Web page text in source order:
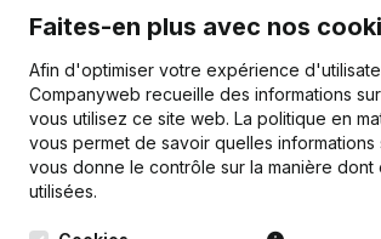
Faites-en plus avec nos
Afin d'optimiser votre expérience
Companyweb recueille des informations
vous utilisez ce site web. La politique en
vous permet de savoir quelles informations
vous donne le contrôle sur la manière dont
utilisées.
Français
Kantorenpark Everest
248D,
Monitoring